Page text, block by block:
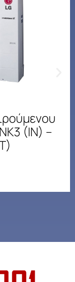
(IN) –